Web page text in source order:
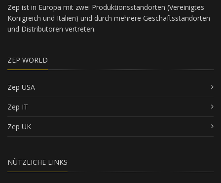
Zep ist in Europa mit zwei Produktionsstandorten (Vereinigtes
Königreich und Italien) und durch mehrere Geschäftsstandorten
und Distributoren vertreten.
ZEP WORLD
Zep USA
Zep IT
Zep UK
NÜTZLICHE LINKS